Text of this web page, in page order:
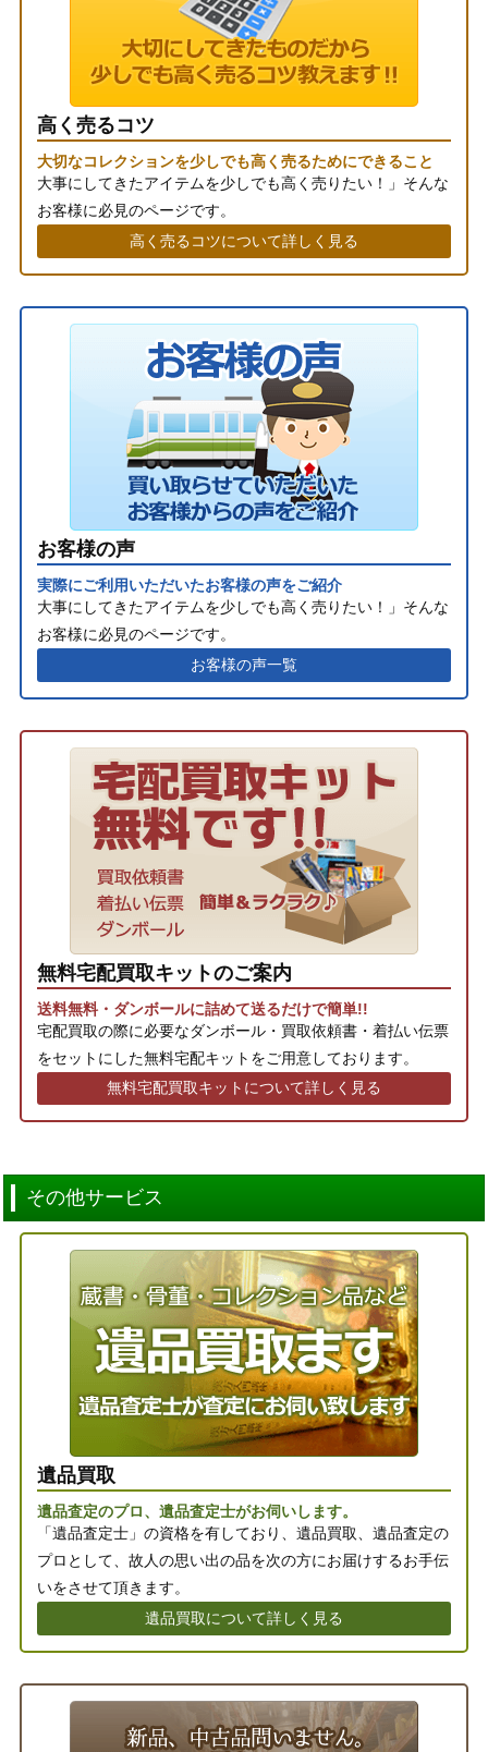
高く売るコツ
大切なコレクションを少しでも高く売るためにできること
大事にしてきたアイテムを少しでも高く売りたい！」そんな
お客様に必見のページです。
高く売るコツについて詳しく見る
お客様の声
実際にご利用いただいたお客様の声をご紹介
大事にしてきたアイテムを少しでも高く売りたい！」そんな
お客様に必見のページです。
お客様の声一覧
無料宅配買取キットのご案内
送料無料・ダンボールに詰めて送るだけで簡単!!
宅配買取の際に必要なダンボール・買取依頼書・着払い伝票
をセットにした無料宅配キットをご用意しております。
無料宅配買取キットについて詳しく見る
その他サービス
遺品買取
遺品査定のプロ、遺品査定士がお伺いします。
「遺品査定士」の資格を有しており、遺品買取、遺品査定の
プロとして、故人の思い出の品を次の方にお届けするお手伝
いをさせて頂きます。
遺品買取について詳しく見る